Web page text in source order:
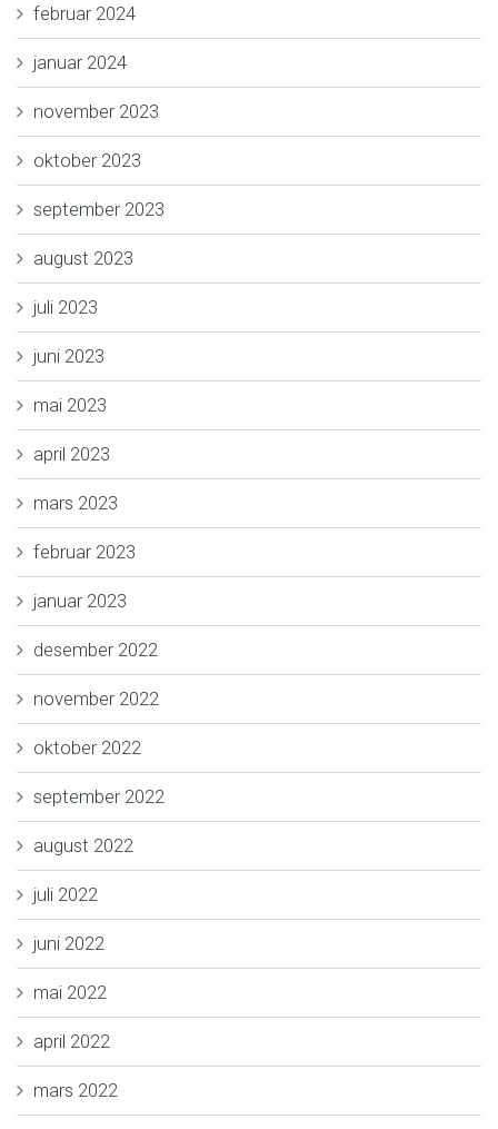
februar 2024
januar 2024
november 2023
oktober 2023
september 2023
august 2023
juli 2023
juni 2023
mai 2023
april 2023
mars 2023
februar 2023
januar 2023
desember 2022
november 2022
oktober 2022
september 2022
august 2022
juli 2022
juni 2022
mai 2022
april 2022
mars 2022